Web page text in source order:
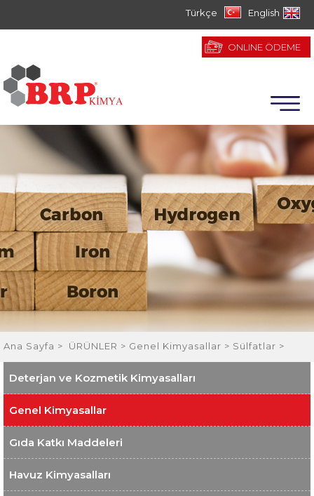
Türkçe English
ONLINE ÖDEME
Ana Sayfa > ÜRÜNLER > Genel Kimyasallar > Sülfatlar >
Deterjan ve Kozmetik Kimyasalları
Genel Kimyasallar
Gıda Katkı Maddeleri
Havuz Kimyasalları